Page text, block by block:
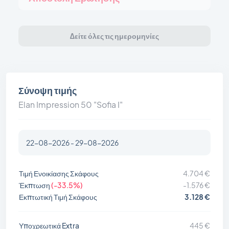
Δείτε όλες τις ημερομηνίες
Σύνοψη τιμής
Elan Impression 50 "Sofia I"
Τιμή Ενοικίασης Σκάφους
4.704 €
Έκπτωση(-33.5%)
-1.576 €
Εκπτωτική Τιμή Σκάφους
3.128 €
Υποχρεωτικά Extra 445 €